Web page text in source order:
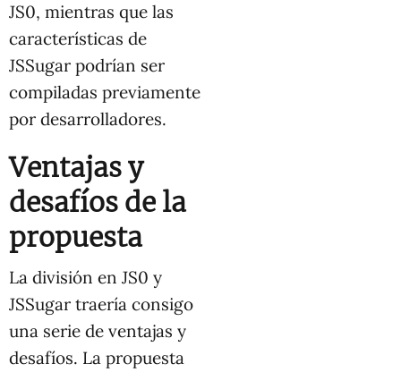
JS0, mientras que las
características de
JSSugar podrían ser
compiladas previamente
por desarrolladores.
Ventajas y
desafíos de la
propuesta
La división en JS0 y
JSSugar traería consigo
una serie de ventajas y
desafíos. La propuesta